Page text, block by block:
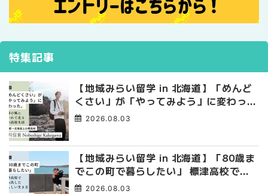
特集記事
【地域みらい留学 in 北海道】「めんど
くさい」が「やってみよう」に変わっ
た。 十勝の風に吹かれて走る、僕の泥
2026.08.03
【地域みらい留学 in 北海道】「80歳ま
でこの町で暮らしたい」 標津高校で踏
み出した、私らしい生き方
2026.08.03